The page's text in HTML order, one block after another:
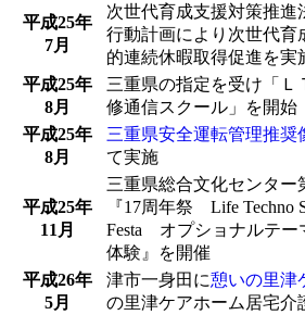
平成25年
7月
次世代育成支援対策推進
行動計画により次世代育
的連続休暇取得促進を実
平成25年
8月
三重県の指定を受け「Ｌ
修通信スクール」を開始
平成25年
8月
三重県安全運転管理推奨
て実施
平成25年
11月
三重県総合文化センター
『17周年祭 Life Techno
Festa オプショナルテー
体験』を開催
平成26年
5月
津市一身田に憩いの里津
の里津ケアホーム居宅介